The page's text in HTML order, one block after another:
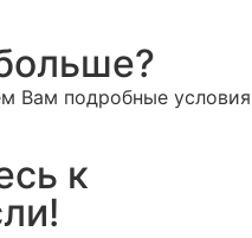
Вам подробные условия
к